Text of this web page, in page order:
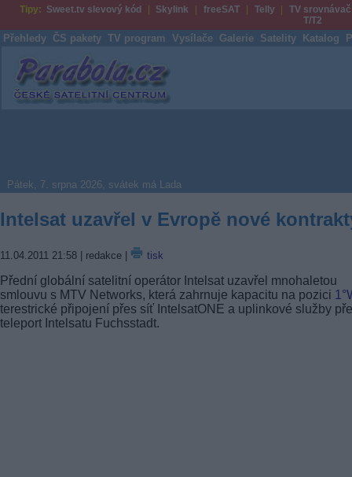
Tipy: Sweet.tv slevový kód Skylink freeSAT Telly
TV srovnávač
T/T2
Přehledy ČS pakety TV program Vysílače Galerie Satelity Katalog
Parabola.cz
Pátek, 7. srpna 2026, svátek má Lada
Intelsat uzavřel v Evropě nové
11.04.2011 21:58 | redakce | tisk
Přední globální satelitní operátor Intelsat uzavřel mnohaletou
smlouvu s MTV Networks, která zahrnuje kapacitu na pozici
terestrické připojení přes síť IntelsatONE a uplinkové služby
teleport Intelsatu Fuchsstadt.